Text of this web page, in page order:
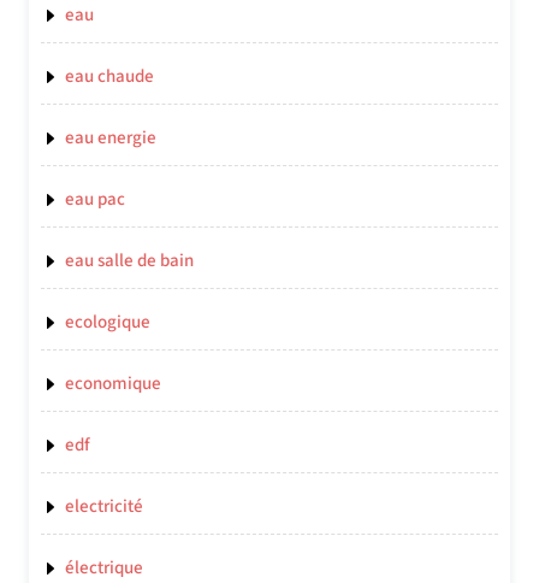
eau
eau chaude
eau energie
eau pac
eau salle de bain
ecologique
economique
edf
electricité
électrique